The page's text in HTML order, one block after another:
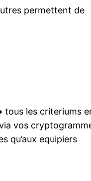
permettent de
tous les criteriums
vos
qu’aux equipiers